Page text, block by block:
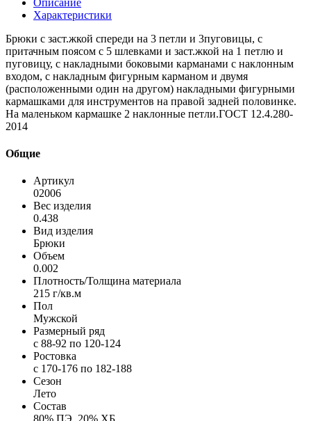
Характеристики
Брюки с заст.жкой спереди на 3 петли и 3пуговицы, с
притачным поясом с 5 шлевками и заст.жкой на 1 петлю и
пуговицу, с накладными боковыми карманами с наклонным
входом, с накладным фигурным карманом и двумя
(расположенными один на другом) накладными фигурными
кармашками для инструментов на правой задней половинке.
На маленьком кармашке 2 наклонные петли.ГОСТ 12.4.280-
2014
Общие
Артикул
02006
Вес изделия
0.438
Вид изделия
Брюки
Объем
0.002
Плотность/Толщина материала
215 г/кв.м
Пол
Мужской
Размерный ряд
с 88-92 по 120-124
Ростовка
с 170-176 по 182-188
Сезон
Лето
Состав